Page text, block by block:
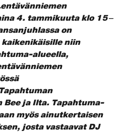
4. tammikuuta klo 15–
on
niin
alueella,
Bee ja Ilta. Tapahtuma-
myös ainutkertaisen
josta vastaavat DJ